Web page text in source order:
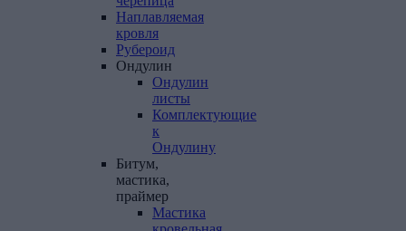
Наплавляемая
кровля
Рубероид
Ондулин
Ондулин
листы
Комплектующие
к
Ондулину
Битум,
мастика,
праймер
Мастика